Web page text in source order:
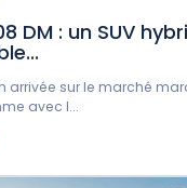
DM : un SUV
arrivée sur le marché
avec l...